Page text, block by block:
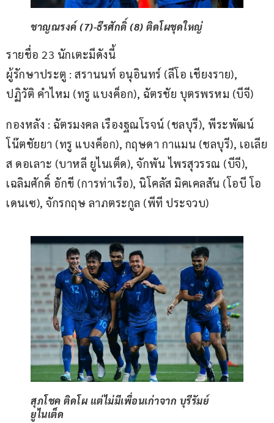
ชาญณรงค์ (7)-ธีรศักดิ์ (8) ติดโผชุดใหญ่
รายชื่อ 23 นักเตะมีดังนี้
ผู้รักษาประตู : สรานนท์ อนุอินทร์ (ลีโอ เชียงราย),
ปฏิวัติ คำไหม (ทรู แบงค็อก), ฉัตรชัย บุตรพรหม (บีจี)
กองหลัง : ฉัตรมงคล เรืองฐณโรจน์ (ชลบุรี), พีระพัฒน์
โน๊ตชัยยา (ทรู แบงค็อก), กฤษดา กาแมน (ชลบุรี), เอเลีย
ส ดอเลาะ (บาหลี ยูไนเต็ด), จักพัน ไพรสุวรรณ (บีจี),
เฉลิมศักดิ์ อักขี (การท่าเรือ), นิโคลัส มิคเคลสัน (โอบี โอ
เดนเซ), จักรกฤษ ลาภตระกูล (พีที ประจวบ)
สุภโชค ติดโผ แต่ไม่มีเพื่อนเก่าจาก บุรีรัมย์
ยูไนเต็ด